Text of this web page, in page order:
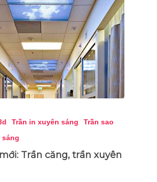
Trần in xuyên sáng
Trần sao
sáng
Trần căng, trần xuyên